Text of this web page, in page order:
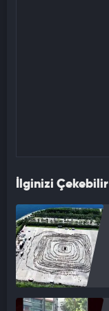
İlginizi Çekebilir